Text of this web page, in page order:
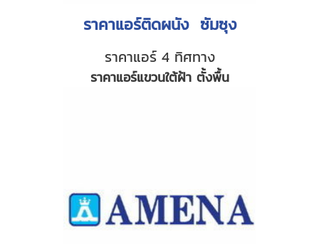
ราคาแอร์ติดผนัง ซัมซุง
ราคาแอร์ 4 ทิศทาง
ราคาแอร์แขวนใต้ฝ้า ตั้งพื้น